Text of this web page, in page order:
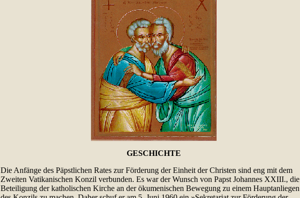
GESCHICHTE
Die Anfänge des Päpstlichen Rates zur Förderung der Einheit der Christen sind eng mit dem
Zweiten Vatikanischen Konzil verbunden. Es war der Wunsch von Papst Johannes XXIII., die
Beteiligung der katholischen Kirche an der ökumenischen Bewegung zu einem Hauptanliegen